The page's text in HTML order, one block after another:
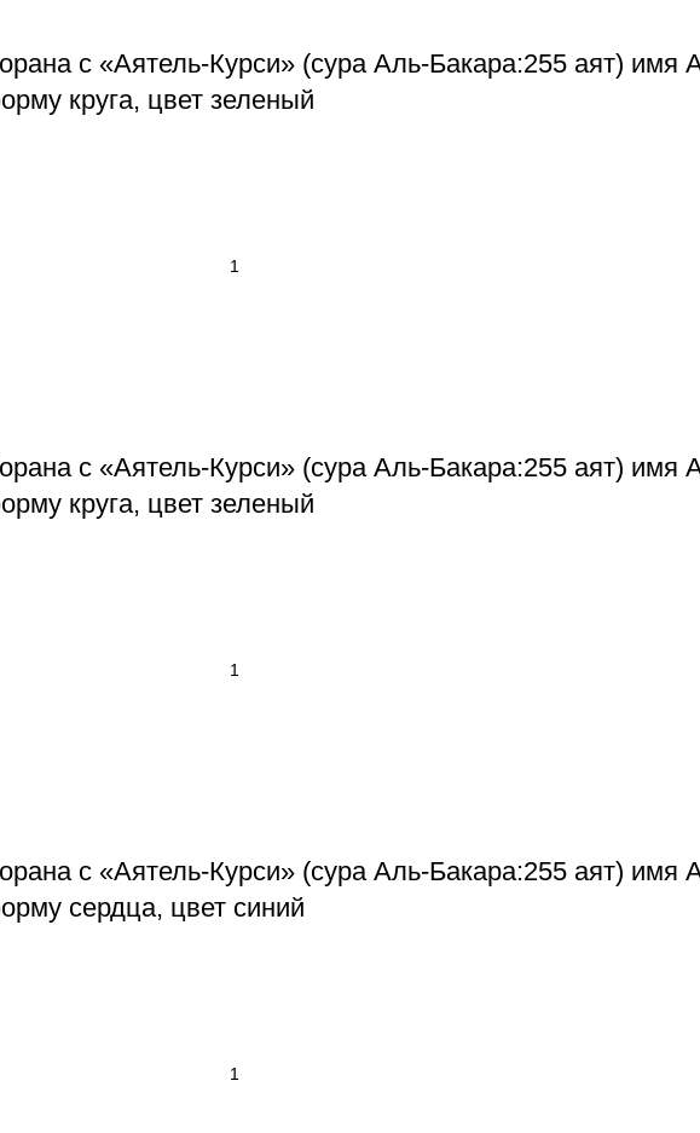
с «Аятель-Курси» (сура Аль-Бакара:255 аят) имя
круга, цвет зеленый
с «Аятель-Курси» (сура Аль-Бакара:255 аят) имя
круга, цвет зеленый
с «Аятель-Курси» (сура Аль-Бакара:255 аят) имя
сердца, цвет синий